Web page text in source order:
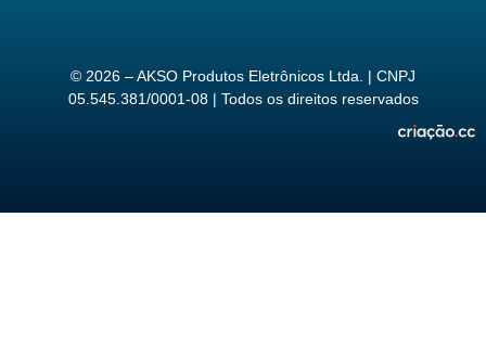
© 2026 – AKSO Produtos Eletrônicos Ltda. | CNPJ
05.545.381/0001-08 | Todos os direitos reservados